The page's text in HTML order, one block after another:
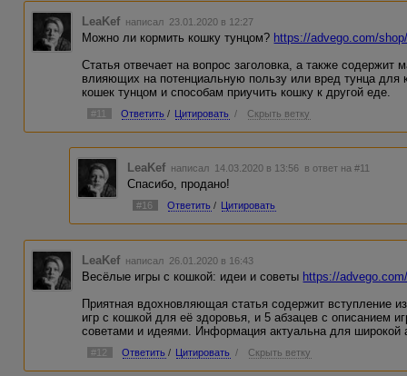
LeaKef написал 23.01.2020 в 12:27
Можно ли кормить кошку тунцом? https://advego.com/
Статья отвечает на вопрос заголовка, а также содержит
влияющих на потенциальную пользу или вред тунца для
кошек тунцом и способам приучить кошку к другой еде.
#11 Ответить / Цитировать / Скрыть ветку
LeaKef написал 14.03.2020 в 13:56 в ответ на #11
Спасибо, продано!
#16 Ответить / Цитировать
LeaKef написал 26.01.2020 в 16:43
Весёлые игры с кошкой: идеи и советы https://
Приятная вдохновляющая статья содержит вступление
игр с кошкой для её здоровья, и 5 абзацев с описанием
советами и идеями. Информация актуальна для широкой
#12 Ответить / Цитировать / Скрыть ветку